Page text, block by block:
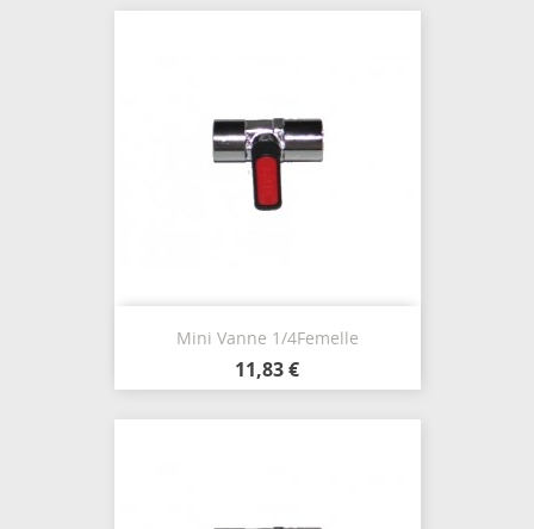
Mini Vanne 1/4Femelle
11,83 €